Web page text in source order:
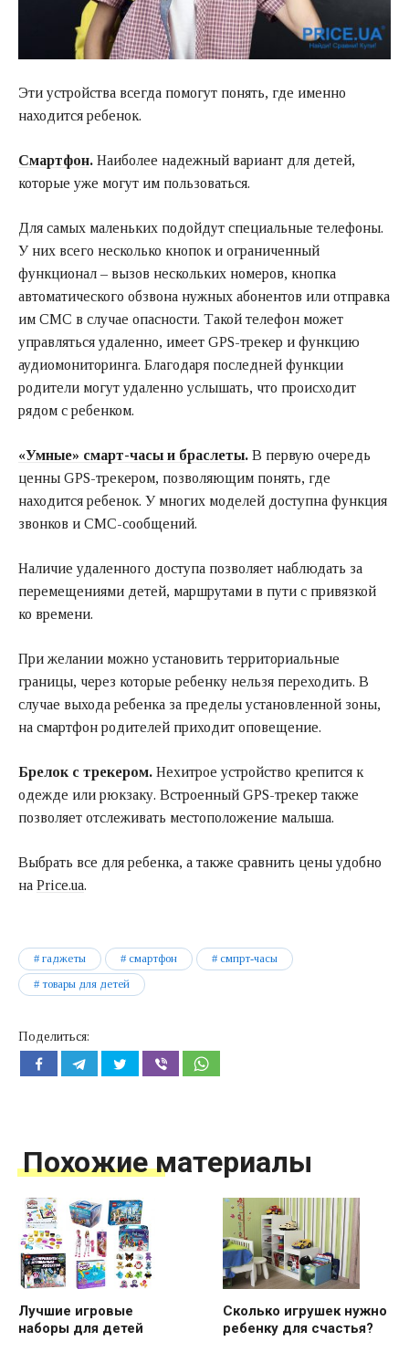
Эти устройства всегда помогут понять, где именно
находится ребенок.
Смартфон. Наиболее надежный вариант для детей,
которые уже могут им пользоваться.
Для самых маленьких подойдут специальные телефоны.
У них всего несколько кнопок и ограниченный
функционал – вызов нескольких номеров, кнопка
автоматического обзвона нужных абонентов или отправка
им СМС в случае опасности. Такой телефон может
управляться удаленно, имеет GPS-трекер и функцию
аудиомониторинга. Благодаря последней функции
родители могут удаленно услышать, что происходит
рядом с ребенком.
«Умные» смарт-часы и браслеты. В первую очередь
ценны GPS-трекером, позволяющим понять, где
находится ребенок. У многих моделей доступна функция
звонков и СМС-сообщений.
Наличие удаленного доступа позволяет наблюдать за
перемещениями детей, маршрутами в пути с привязкой
ко времени.
При желании можно установить территориальные
границы, через которые ребенку нельзя переходить. В
случае выхода ребенка за пределы установленной зоны,
на смартфон родителей приходит оповещение.
Брелок с трекером. Нехитрое устройство крепится к
одежде или рюкзаку. Встроенный GPS-трекер также
позволяет отслеживать местоположение малыша.
Выбрать все для ребенка, а также сравнить цены удобно
на Price.ua.
гаджеты смартфон смпрт-часы
товары для детей
Поделиться:
Похожие материалы
Лучшие игровые
наборы для детей
Сколько игрушек нужно
ребенку для счастья?